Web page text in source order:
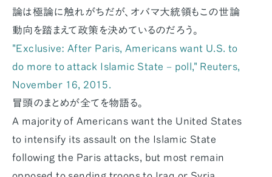
論は極論に触れがちだが、オバマ大統領もこの世論
動向を踏まえて政策を決めているのだろう。
"Exclusive: After Paris, Americans want U.S. to
do more to attack Islamic State – poll," Reuters,
November 16, 2015.
冒頭のまとめが全てを物語る。
A majority of Americans want the United States
to intensify its assault on the Islamic State
following the Paris attacks, but most remain